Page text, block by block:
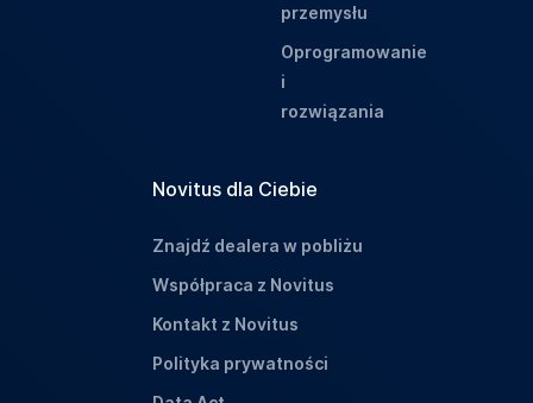
przemysłu
Oprogramowanie
i
rozwiązania
Novitus dla Ciebie
Znajdź dealera w pobliżu
Współpraca z Novitus
Kontakt z Novitus
Polityka prywatności